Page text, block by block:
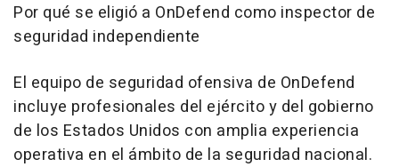
Por qué se eligió a OnDefend como inspector de
seguridad independiente
El equipo de seguridad ofensiva de OnDefend
incluye profesionales del ejército y del gobierno
de los Estados Unidos con amplia experiencia
operativa en el ámbito de la seguridad nacional.